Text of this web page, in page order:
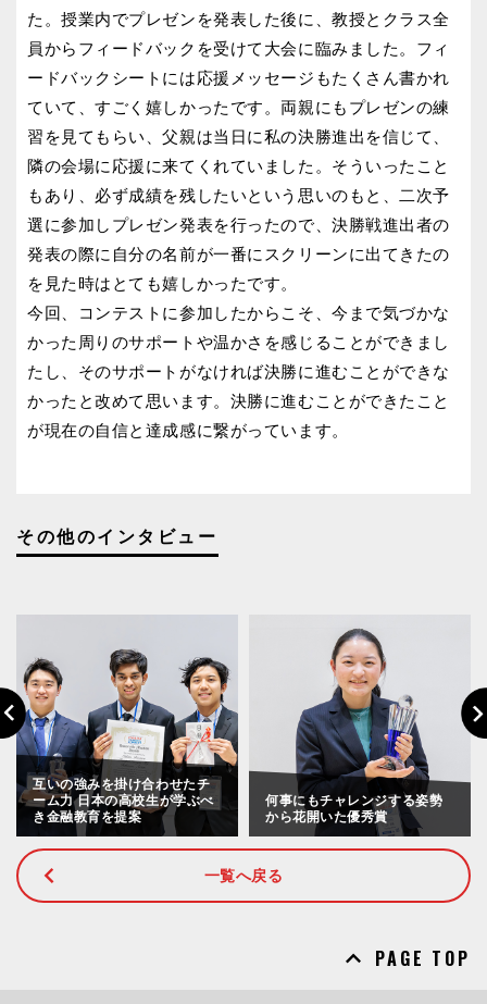
た。授業内でプレゼンを発表した後に、教授とクラス全
員からフィードバックを受けて大会に臨みました。フィ
ードバックシートには応援メッセージもたくさん書かれ
ていて、すごく嬉しかったです。両親にもプレゼンの練
習を見てもらい、父親は当日に私の決勝進出を信じて、
隣の会場に応援に来てくれていました。そういったこと
もあり、必ず成績を残したいという思いのもと、二次予
選に参加しプレゼン発表を行ったので、決勝戦進出者の
発表の際に自分の名前が一番にスクリーンに出てきたの
を見た時はとても嬉しかったです。
今回、コンテストに参加したからこそ、今まで気づかな
かった周りのサポートや温かさを感じることができまし
たし、そのサポートがなければ決勝に進むことができな
かったと改めて思います。決勝に進むことができたこと
が現在の自信と達成感に繋がっています。
その他のインタビュー
Previous
互いの強みを掛け合わせたチ
ーム力 日本の高校生が学ぶべ
き金融教育を提案
何事にもチャレンジする姿勢
から花開いた優秀賞
一覧へ戻る
PAGE TOP